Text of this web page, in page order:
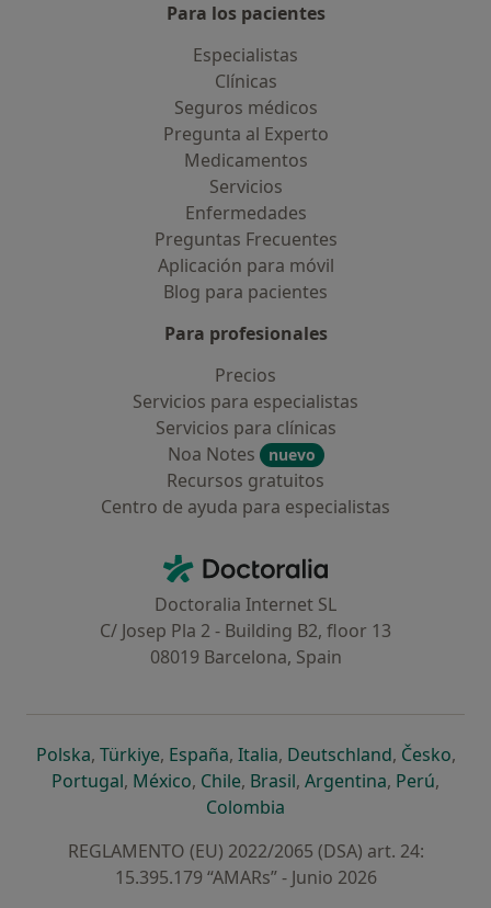
Para los pacientes
Especialistas
Clínicas
Seguros médicos
Pregunta al Experto
Medicamentos
Servicios
Enfermedades
Preguntas Frecuentes
Aplicación para móvil
Blog para pacientes
Para profesionales
Precios
Servicios para especialistas
Servicios para clínicas
Noa Notes
nuevo
Recursos gratuitos
Centro de ayuda para especialistas
Doctoralia - Página de inicio
Doctoralia Internet SL
C/ Josep Pla 2 - Building B2, floor 13
08019 Barcelona, Spain
Polskase abre en una nueva pestaña
, Türkiyese abre en una nueva pestaña
, Españase abre en una nueva pestaña
, Italiase abre en una nueva
, Deutschlandse abre en
, Českose
,
Portugalse abre en una nueva pestaña
, Méxicose abre en una nueva pestaña
, Chilese abre en una nueva pestaña
, Brasilse abre en una nueva
, Argentinase abre en
, Perúse
,
Colombia
REGLAMENTO (EU) 2022/2065 (DSA) art. 24:
15.395.179 “AMARs” - Junio 2026